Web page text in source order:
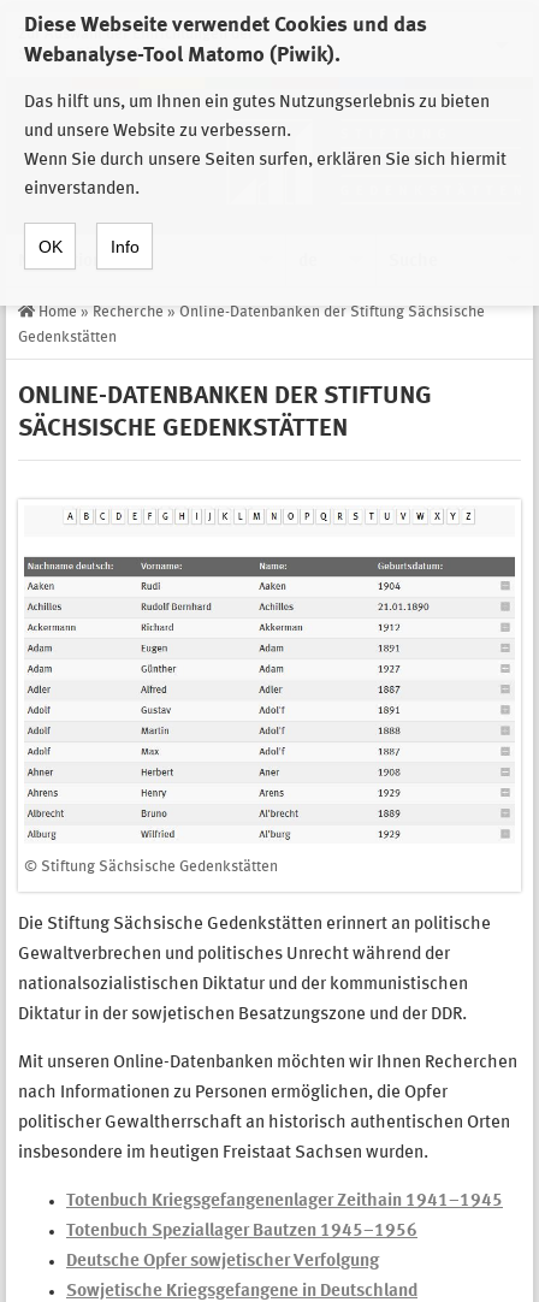
Diese Webseite verwendet Cookies und das
Webanalyse-Tool Matomo (Piwik).
Das hilft uns, um Ihnen ein gutes Nutzungserlebnis zu bieten
und unsere Website zu verbessern.
Wenn Sie durch unsere Seiten surfen, erklären Sie sich hiermit
einverstanden.
OK Info
Zur Auswahl der Einrichtungen der
Stiftung Sächsische Gedenkstätten
Home » Recherche » Online-Datenbanken der Stiftung Sächsische
Gedenkstätten
ONLINE-DATENBANKEN DER STIFTUNG
SÄCHSISCHE GEDENKSTÄTTEN
© Stiftung Sächsische Gedenkstätten
Die Stiftung Sächsische Gedenkstätten erinnert an politische
Gewaltverbrechen und politisches Unrecht während der
nationalsozialistischen Diktatur und der kommunistischen
Diktatur in der sowjetischen Besatzungszone und der DDR.
Mit unseren Online-Datenbanken möchten wir Ihnen Recherchen
nach Informationen zu Personen ermöglichen, die Opfer
politischer Gewaltherrschaft an historisch authentischen Orten
insbesondere im heutigen Freistaat Sachsen wurden.
Totenbuch Kriegsgefangenenlager Zeithain 1941–1945
Totenbuch Speziallager Bautzen 1945–1956
Deutsche Opfer sowjetischer Verfolgung
Sowjetische Kriegsgefangene in Deutschland